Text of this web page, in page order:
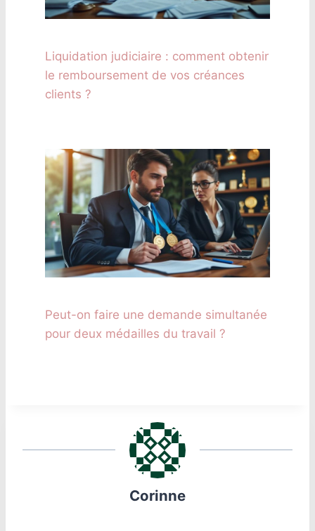
Liquidation judiciaire : comment obtenir
le remboursement de vos créances
clients ?
Peut-on faire une demande simultanée
pour deux médailles du travail ?
Corinne